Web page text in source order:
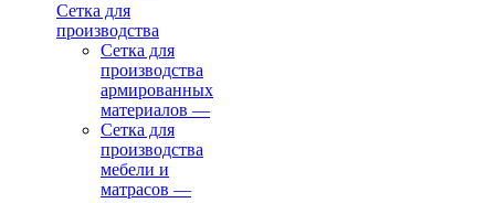
Сетка для
производства
Сетка для
производства
армированных
материалов —
Сетка для
производства
мебели и
матрасов —